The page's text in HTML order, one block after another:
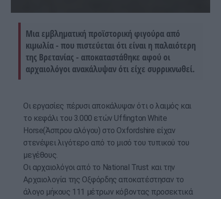
Μια εμβληματική προϊστορική φιγούρα από
κιμωλία - που πιστεύεται ότι είναι η παλαιότερη
της Βρετανίας - αποκαταστάθηκε αφού οι
αρχαιολόγοι ανακάλυψαν ότι είχε συρρικνωθεί.
Οι εργασίες πέρυσι αποκάλυψαν ότι ο λαιμός και
το κεφάλι του 3.000 ετών Uffington White
Horse(Άσπρου αλόγου) στο Oxfordshire είχαν
στενέψει λιγότερο από το μισό του τυπικού του
μεγέθους.
Οι αρχαιολόγοι από το National Trust και την
Αρχαιολογία της Οξφόρδης αποκατέστησαν το
άλογο μήκους 111 μέτρων κόβοντας προσεκτικά